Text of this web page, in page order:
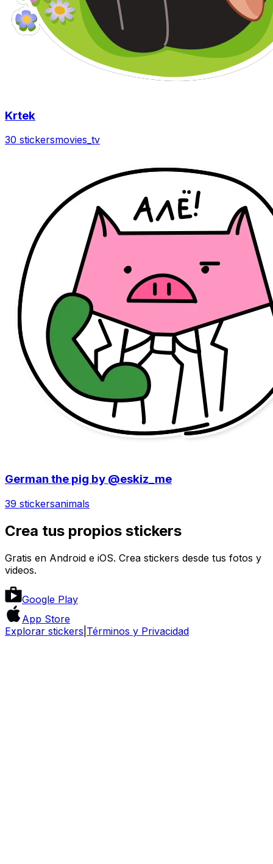
Krtek
30 stickersmovies_tv
German the pig by @eskiz_me
39 stickersanimals
Crea tus propios stickers
Gratis en Android e iOS. Crea stickers desde tus fotos y
videos.
Google Play
App Store
Explorar stickers Términos y Privacidad